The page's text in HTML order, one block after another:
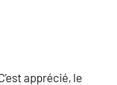
apprécié, le